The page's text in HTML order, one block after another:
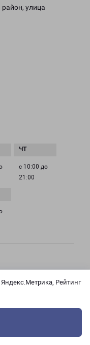
Рейтинг
улица
с 10:00 до
21:00